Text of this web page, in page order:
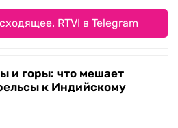
RTVI в Telegram
и горы: что мешает
к Индийскому